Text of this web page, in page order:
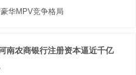
华MPV竞争格局
南农商银行注册资本逼近千亿